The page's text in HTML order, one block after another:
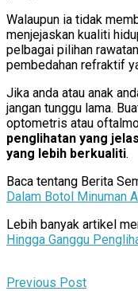
Walaupun ia tidak
menjejaskan kualiti
pelbagai pilihan
pembedahan refraktif
Jika anda atau anak
jangan tunggu lama.
optometris atau
penglihatan yang
yang lebih berkualiti.
Baca tentang Berita
Dalam Botol Minuman
Lebih banyak artikel
Hingga Ganggu
Previous Post